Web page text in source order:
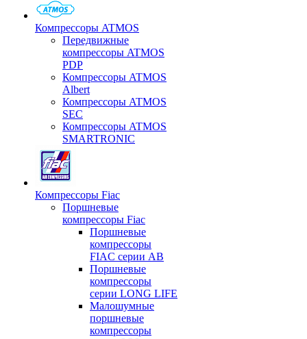
Компрессоры ATMOS
Передвижные
компрессоры ATMOS
PDP
Компрессоры ATMOS
Albert
Компрессоры ATMOS
SEC
Компрессоры ATMOS
SMARTRONIC
Компрессоры Fiac
Поршневые
компрессоры Fiac
Поршневые
компрессоры
FIAC серии AB
Поршневые
компрессоры
серии LONG LIFE
Малошумные
поршневые
компрессоры